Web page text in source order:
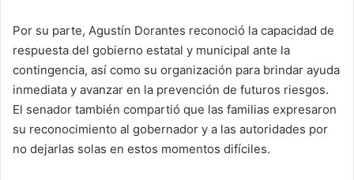
Por su parte, Agustín Dorantes reconoció la capacidad de
respuesta del gobierno estatal y municipal ante la
contingencia, así como su organización para brindar ayuda
inmediata y avanzar en la prevención de futuros riesgos.
El senador también compartió que las familias expresaron
su reconocimiento al gobernador y a las autoridades por
no dejarlas solas en estos momentos difíciles.